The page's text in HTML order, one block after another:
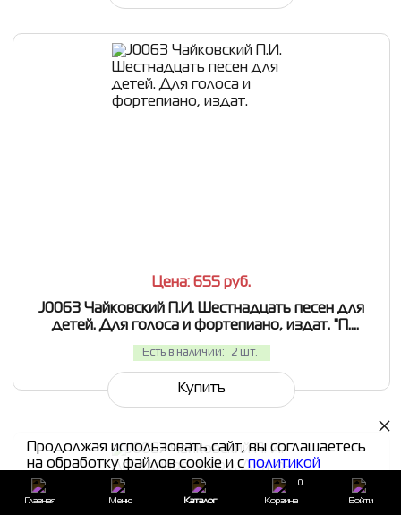
Цена: 655 руб.
J0063 Чайковский П.И. Шестнадцать песен для
детей. Для голоса и фортепиано, издат. "П.
Юргенсон"
Есть в наличии: 2 шт.
Купить
Продолжая использовать сайт, вы соглашаетесь
на обработку файлов cookie и с политикой
конфиденциальности
×
Главная Меню Каталог Корзина
0
Войти